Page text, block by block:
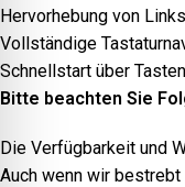
Hervorhebung von
Vollständige
Schnellstart über
Bitte beachten Sie
Die Verfügbarkeit und
Auch wenn wir